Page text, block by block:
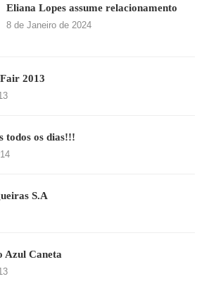
Eliana Lopes assume relacionamento
8 de Janeiro de 2024
2013
todos os dias!!!
S.A
Azul Caneta